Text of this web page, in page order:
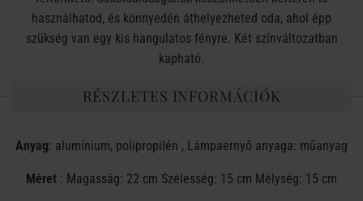
használhatod, és könnyedén áthelyezheted oda, ahol épp
szükség van egy kis hangulatos fényre. Két színváltozatban
kapható.
RÉSZLETES INFORMÁCIÓK
Anyag: alumínium, polipropilén , Lámpaernyő anyaga: műanyag
Méret : Magasság: 22 cm Szélesség: 15 cm Mélység: 15 cm